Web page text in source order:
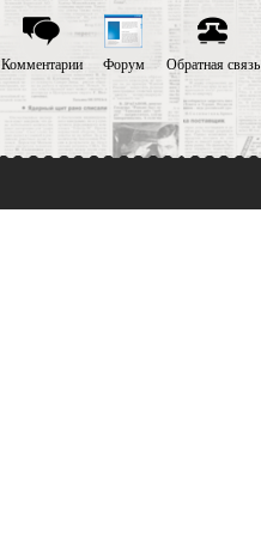
Комментарии Форум Обратная связь